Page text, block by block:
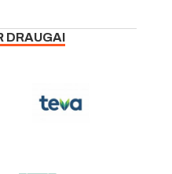
DRAUGAI